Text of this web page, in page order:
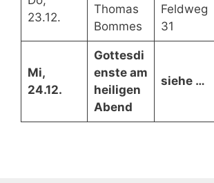
23.12.
Thomas
Bommes
Feldweg
31
Mi,
24.12.
Gottesdi
enste am
heiligen
Abend
siehe …